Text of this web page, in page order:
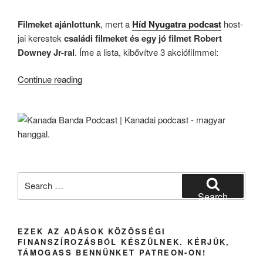
Filmeket ajánlottunk, mert a Híd Nyugatra podcast host-
jai kerestek családi filmeket és egy jó filmet Robert
Downey Jr-ral. Íme a lista, kibővítve 3 akciófilmmel:
Continue reading“KB041
Migráncsok”
for:
Search
EZEK AZ ADÁSOK KÖZÖSSÉGI
FINANSZÍROZÁSBÓL KÉSZÜLNEK. KÉRJÜK,
TÁMOGASS BENNÜNKET PATREON-ON!